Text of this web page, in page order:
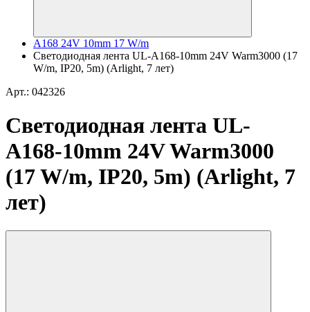
A168 24V 10mm 17 W/m
Светодиодная лента UL-A168-10mm 24V Warm3000 (17
W/m, IP20, 5m) (Arlight, 7 лет)
Арт.: 042326
Светодиодная лента UL-
A168-10mm 24V Warm3000
(17 W/m, IP20, 5m) (Arlight, 7
лет)